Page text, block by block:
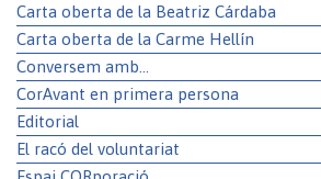
Carta oberta de la Beatriz Cárdaba
Carta oberta de la Carme Hellín
Conversem amb...
CorAvant en primera persona
Editorial
El racó del voluntariat